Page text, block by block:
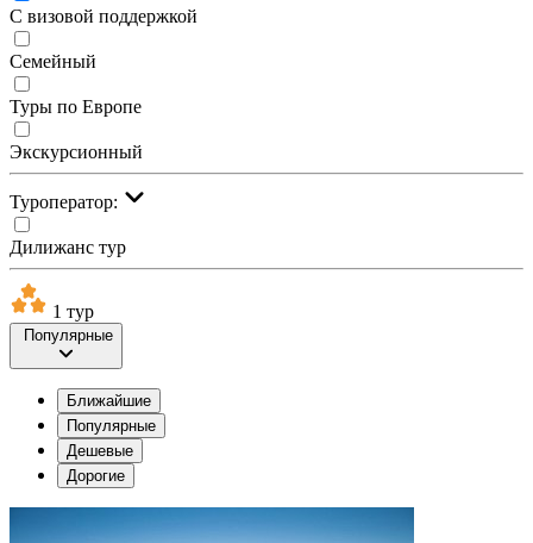
С визовой поддержкой
Семейный
Туры по Европе
Экскурсионный
Туроператор:
Дилижанс тур
1 тур
Популярные
Ближайшие
Популярные
Дешевые
Дорогие